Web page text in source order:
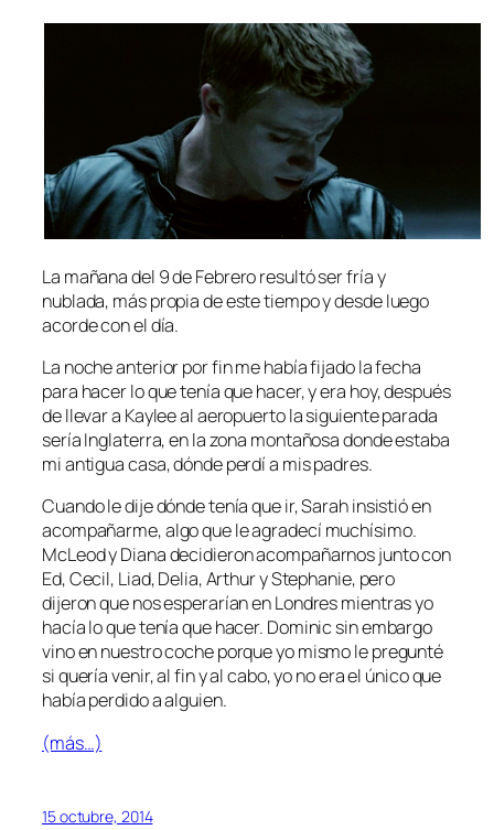
La mañana del 9 de Febrero resultó ser fría y
nublada, más propia de este tiempo y desde luego
acorde con el día.
La noche anterior por fin me había fijado la fecha
para hacer lo que tenía que hacer, y era hoy, después
de llevar a Kaylee al aeropuerto la siguiente parada
sería Inglaterra, en la zona montañosa donde estaba
mi antigua casa, dónde perdí a mis padres.
Cuando le dije dónde tenía que ir, Sarah insistió en
acompañarme, algo que le agradecí muchísimo.
McLeod y Diana decidieron acompañarnos junto con
Ed, Cecil, Liad, Delia, Arthur y Stephanie, pero
dijeron que nos esperarían en Londres mientras yo
hacía lo que tenía que hacer. Dominic sin embargo
vino en nuestro coche porque yo mismo le pregunté
si quería venir, al fin y al cabo, yo no era el único que
había perdido a alguien.
(más…)
15 octubre, 2014